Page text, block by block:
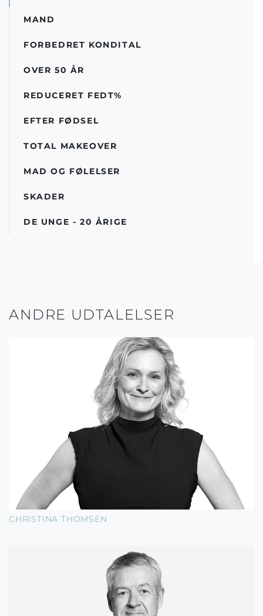
MAND
FORBEDRET KONDITAL
OVER 50 ÅR
REDUCERET FEDT%
EFTER FØDSEL
TOTAL MAKEOVER
MAD OG FØLELSER
SKADER
DE UNGE - 20 ÅRIGE
ANDRE UDTALELSER
CHRISTINA THOMSEN